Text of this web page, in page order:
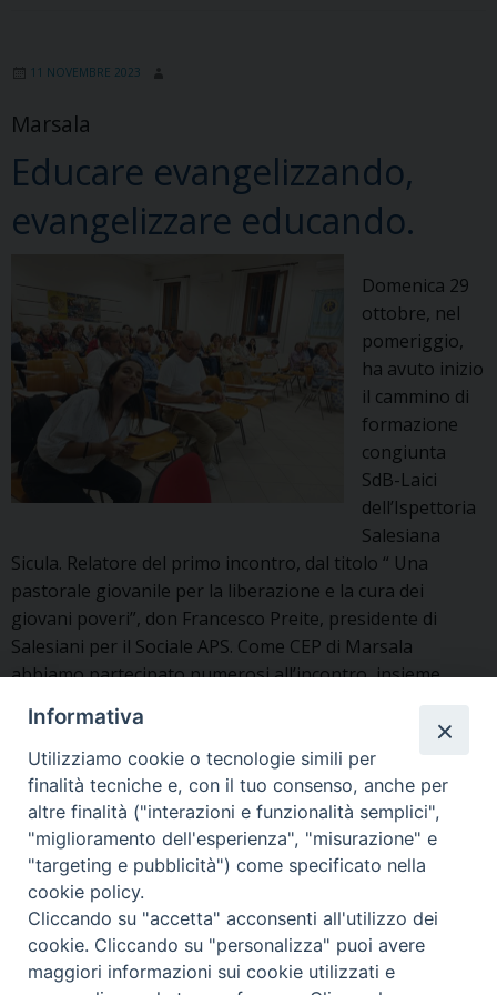
11 NOVEMBRE 2023
Marsala
Educare evangelizzando,
evangelizzare educando.
Domenica 29
ottobre, nel
pomeriggio,
ha avuto inizio
il cammino di
formazione
congiunta
SdB-Laici
dell’Ispettoria
Salesiana
Sicula. Relatore del primo incontro, dal titolo “ Una
pastorale giovanile per la liberazione e la cura dei
giovani poveri”, don Francesco Preite, presidente di
Salesiani per il Sociale APS. Come CEP di Marsala
abbiamo partecipato numerosi all’incontro, insieme
all’Ispettore don Giovanni D’Andrea in visita canonica
presso la nostra …
evangelizzando,
evangelizzare
educando.
Insieme - novembre 2023,marsala
Informativa
Utilizziamo cookie o tecnologie simili per
finalità tecniche e, con il tuo consenso, anche per
altre finalità ("interazioni e funzionalità semplici",
"miglioramento dell'esperienza", "misurazione" e
"targeting e pubblicità") come specificato nella
cookie policy.
Cliccando su "accetta" acconsenti all'utilizzo dei
cookie. Cliccando su "personalizza" puoi avere
maggiori informazioni sui cookie utilizzati e